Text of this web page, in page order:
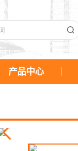
产品中心